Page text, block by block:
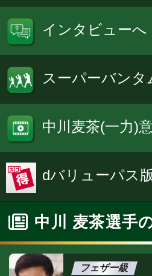
インタビューへ
スーパーバン
中川麦茶(一力)
dバリューパス
中川 麦茶選手
フェザー級